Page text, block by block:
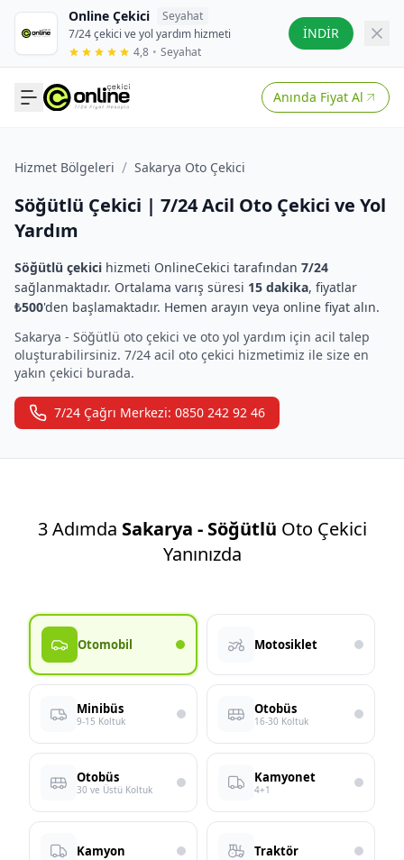
Online Çekici
Seyahat
7/24 çekici ve yol yardım hizmeti
4,8 • Seyahat
İNDİR
Anında Fiyat Al
Hizmet Bölgeleri / Sakarya Oto Çekici
Söğütlü Çekici | 7/24 Acil Oto Çekici ve Yol
Yardım
Söğütlü çekici hizmeti OnlineCekici tarafından 7/24
sağlanmaktadır. Ortalama varış süresi 15 dakika, fiyatlar
₺500'den başlamaktadır. Hemen arayın veya online fiyat alın.
Sakarya - Söğütlü oto çekici ve oto yol yardım için acil talep
oluşturabilirsiniz. 7/24 acil oto çekici hizmetimiz ile size en
yakın çekici burada.
7/24 Çağrı Merkezi: 0850 242 92 46
3 Adımda Sakarya - Söğütlü Oto Çekici
Yanınızda
Otomobil Motosiklet
Minibüs
9-15 Koltuk
Otobüs
16-30 Koltuk
Otobüs
30 ve Üstü Koltuk
Kamyonet
4+1
Kamyon Traktör